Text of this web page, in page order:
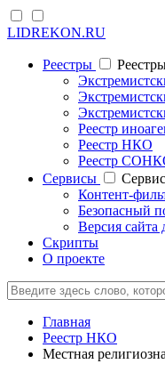
LIDREKON.RU
Реестры
Реестр
Реестр НКО
Реестр
Cервисы
Контент-
Безопасный
Версия сайта
Скрипты
О проекте
Главная
Реестр НКО
Местная